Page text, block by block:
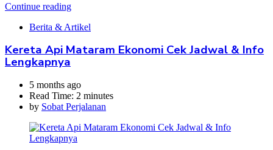
Continue reading
Berita & Artikel
Kereta Api Mataram Ekonomi Cek Jadwal & Info
Lengkapnya
5 months ago
Read Time: 2 minutes
by Sobat Perjalanan